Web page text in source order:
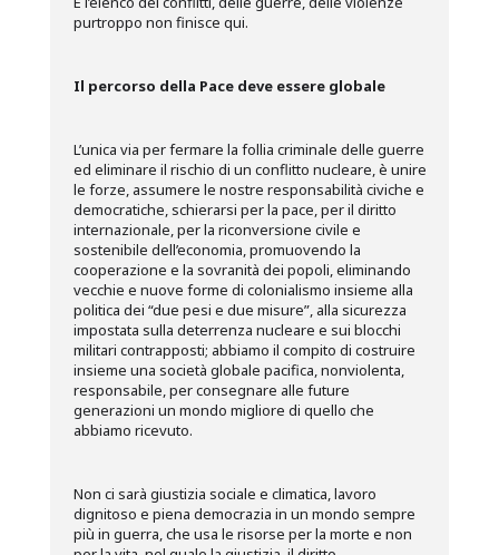
purtroppo non finisce qui.
Il percorso della Pace deve essere globale
L’unica via per fermare la follia criminale delle guerre
ed eliminare il rischio di un conflitto nucleare, è unire
le forze, assumere le nostre responsabilità civiche e
democratiche, schierarsi per la pace, per il diritto
internazionale, per la riconversione civile e
sostenibile dell’economia, promuovendo la
cooperazione e la sovranità dei popoli, eliminando
vecchie e nuove forme di colonialismo insieme alla
politica dei “due pesi e due misure”, alla sicurezza
impostata sulla deterrenza nucleare e sui blocchi
militari contrapposti; abbiamo il compito di costruire
insieme una società globale pacifica, nonviolenta,
responsabile, per consegnare alle future
generazioni un mondo migliore di quello che
abbiamo ricevuto.
Non ci sarà giustizia sociale e climatica, lavoro
dignitoso e piena democrazia in un mondo sempre
più in guerra, che usa le risorse per la morte e non